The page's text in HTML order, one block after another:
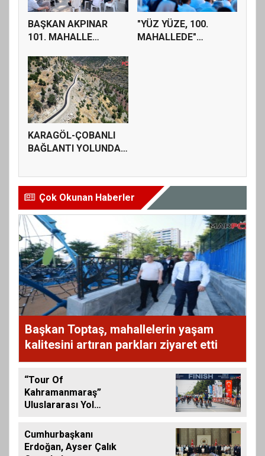
BAŞKAN AKPINAR
101. MAHALLE
BAĞ...
"YÜZ YÜZE, 100.
MAHALLEDE"
KARAGÖL-ÇOBANLI
BAĞLANTI YOLUNDA
Çok Okunan Haberler
Başkan Toptaş, mahallelerin yaşam
kalitesini artıran parkları ziyaret etti
“Tour Of
Kahramanmaraş”
Uluslararası Yol
Tamamlandı
Cumhurbaşkanı
Erdoğan, Ayser Çalık